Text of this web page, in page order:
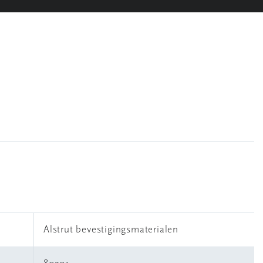
Alstrut bevestigingsmaterialen